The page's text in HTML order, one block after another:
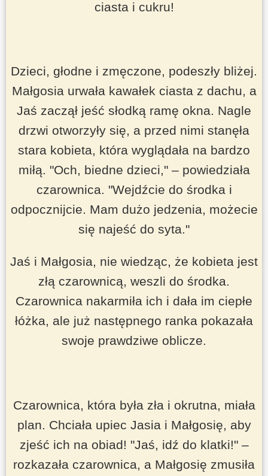
ciasta i cukru!
Dzieci, głodne i zmęczone, podeszły bliżej.
Małgosia urwała kawałek ciasta z dachu, a
Jaś zaczął jeść słodką ramę okna. Nagle
drzwi otworzyły się, a przed nimi stanęła
stara kobieta, która wyglądała na bardzo
miłą. "Och, biedne dzieci,"– powiedziała
czarownica. "Wejdźcie do środka i
odpocznijcie. Mam dużo jedzenia, możecie
się najeść do syta."
Jaś i Małgosia, nie wiedząc, że kobieta jest
złą czarownicą, weszli do środka.
Czarownica nakarmiła ich i dała im ciepłe
łóżka, ale już następnego ranka pokazała
swoje prawdziwe oblicze.
Czarownica, która była zła i okrutna, miała
plan. Chciała upiec Jasia i Małgosię, aby
zjeść ich na obiad! "Jaś, idź do klatki!"–
rozkazała czarownica, a Małgosię zmusiła